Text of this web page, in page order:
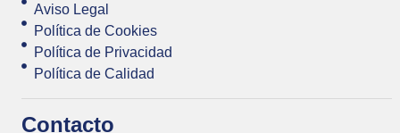
Aviso Legal
Política de Cookies
Política de Privacidad
Política de Calidad
Contacto